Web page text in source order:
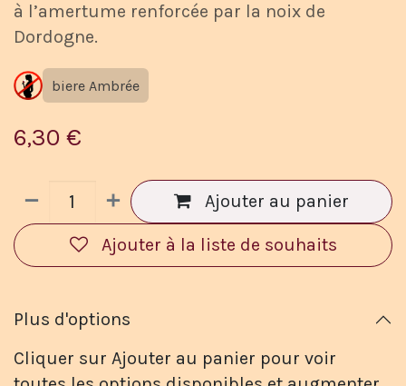
à l’amertume renforcée par la noix de
Dordogne.
biere Ambrée
6,30 €
Ajouter au panier
Ajouter à la liste de souhaits
Plus d'options
Cliquer sur Ajouter au panier pour voir